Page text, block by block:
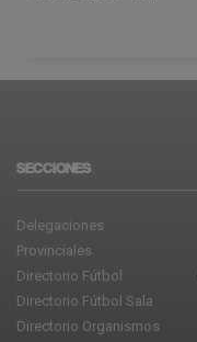
SECCIONES
Delegaciones
Provinciales
Directorio Fútbol
Directorio Fútbol Sala
Directorio Organismos